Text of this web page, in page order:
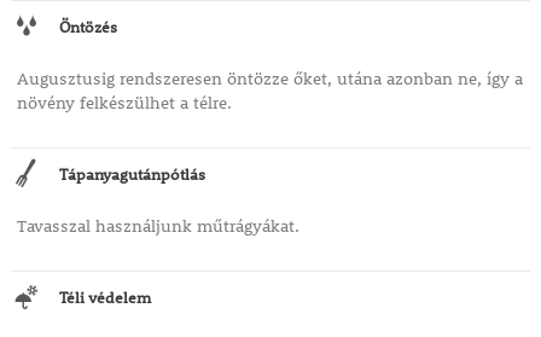
Öntözés
Augusztusig rendszeresen öntözze őket, utána azonban ne, így a
növény felkészülhet a télre.
Tápanyagutánpótlás
Tavasszal használjunk műtrágyákat.
Téli védelem